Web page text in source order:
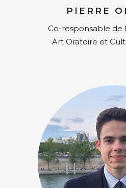
PIERRE
Co-responsable de
Art Oratoire et